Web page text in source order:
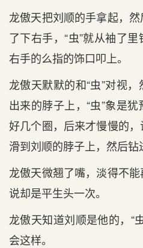
龙傲天把刘顺的手拿起，
了下右手，“虫”就从袖了
右手的么指的饰口叩上。
龙傲天默默的和“虫”对视
出来的脖子上，“虫”象是
好几个圈，后来才慢慢的，
滑到刘顺的脖子上，然后钻
龙傲天微翘了嘴，淡得不
说却是平生头一次。
龙傲天知道刘顺是他的，“
会这样。